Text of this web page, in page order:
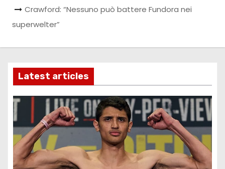
o
Crawford: “Nessuno può battere Fundora nei
superwelter”
Latest articles